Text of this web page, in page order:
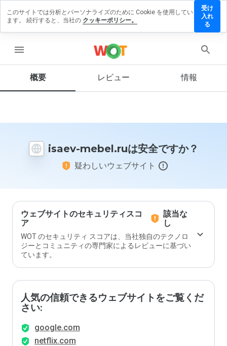
menu
概要 レビュー 情報
isaev-mebel.ruは安全ですか？
疑わしいウェブサイト
ウェブサイトのセキュリティスコ
ア
該当な
し
WOT のセキュリティ スコアは、当社独自のテクノロ
ジーとコミュニティの専門家によるレビューに基づい
ています。
人気の信頼できるウェブサイトをご覧くだ
さい:
google.com
netflix.com
レビ
ウェ
よう
に評
価し
ます
か？
このサイトでは分析とパーソナライズのために Cookie を使用してい
ます。 続行すると、当社の クッキーポリシー。
受け
入れ
る